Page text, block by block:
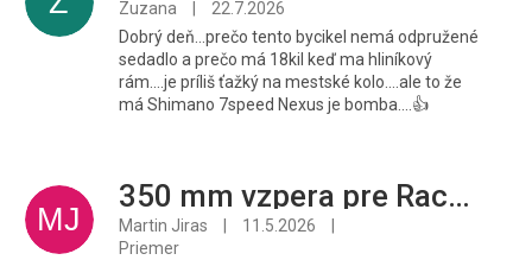
Zuzana
22.7.2026
Dobrý deň...prečo tento bycikel nemá odpružené
sedadlo a prečo má 18kil keď ma hliníkový
rám....je príliš ťažký na mestské kolo....ale to že
má Shimano 7speed Nexus je bomba....👍
MJ
350 mm vzpera pre Racktime Fold It
Martin Jiras 11.5.2026
Priemer